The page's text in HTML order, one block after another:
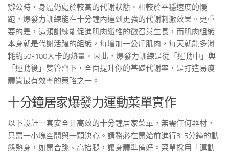
辦公時，身體仍處於較高的代謝狀態。相較於平穩速度的慢
跑，爆發力訓練能在十分鐘內達到更強的代謝刺激效果。更重
要的是，這類訓練能促進肌肉纖維的徵召與生長，而肌肉組織
本身就是代謝活躍的組織，每增加一公斤肌肉，每天就能多消
耗約50-100大卡的熱量。因此，爆發力訓練是從「運動中」與
「運動後」雙管齊下，全面提升你的基礎代謝率，是打造易瘦
體質最有效率的策略之一。
十分鐘居家爆發力運動菜單實作
以下設計一套安全且高效的十分鐘居家菜單，無需任何器材，
只需一小塊空間與一顆決心。請務必在開始前進行3-5分鐘的動
態熱身，如開合跳、高抬腿，讓身體準備好。菜單採用「運動